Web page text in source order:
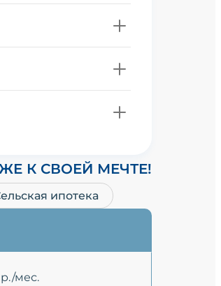
К СВОЕЙ МЕЧТЕ!
ипотека
мес.